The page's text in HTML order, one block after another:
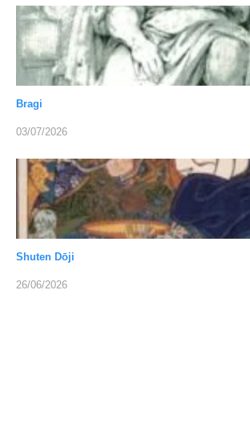
Bragi
03/07/2026
Shuten Dōji
26/06/2026